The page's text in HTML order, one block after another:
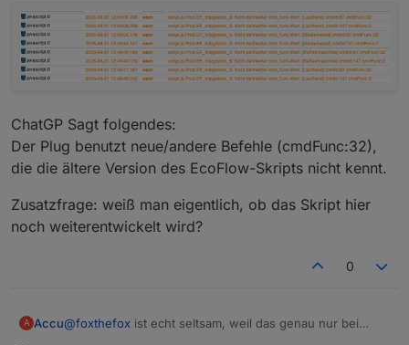
ChatGP Sagt folgendes:
Der Plug benutzt neue/andere Befehle (cmdFunc:32),
die die ältere Version des EcoFlow-Skripts nicht kennt.
Zusatzfrage: weiß man eigentlich, ob das Skript hier
noch weiterentwickelt wird?
0
A Accu@foxthefox ist echt seltsam, weil das genau nur bei